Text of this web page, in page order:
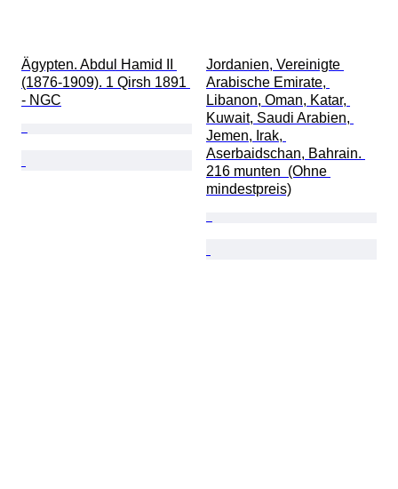
Ägypten. Abdul Hamid II
(1876-1909). 1 Qirsh 1891
- NGC
Jordanien, Vereinigte
Arabische Emirate,
Libanon, Oman, Katar,
Kuwait, Saudi Arabien,
Jemen, Irak,
Aserbaidschan, Bahrain.
216 munten  (Ohne
mindestpreis)